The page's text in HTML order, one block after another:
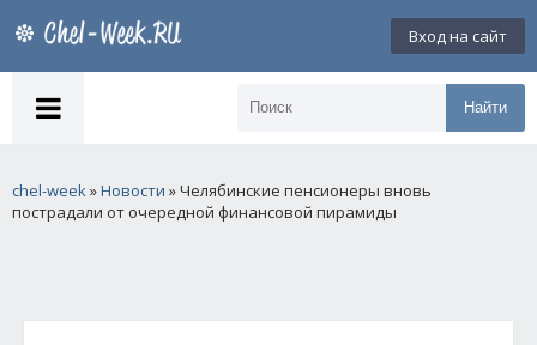
Вход на сайт
Найти
chel-week»Новости » Челябинские пенсионеры вновь
пострадали от очередной финансовой пирамиды